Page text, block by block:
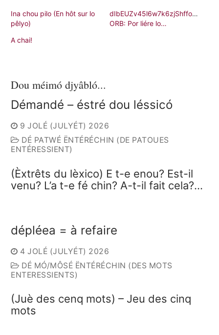
Ina chou pilo (En hôt sur lo
pêlyo)
dIbEUZv45l6w7k6zjShffoEDo1
ORB: Por liére lo…
A chai!
Dou méimó djyâbló...
Démandé – éstré dou léssicó
9 JOLÉ (JULYÉT) 2026
DÉ PATWÉ ËNTÉRÉCHIN (DE PATOUES
ENTÉRESSIENT)
(Èxtrêts du lèxico) E t-e enou? Est-il
venu? L’a t-e fé chin? A-t-il fait cela?…
dépléea = à refaire
4 JOLÉ (JULYÉT) 2026
DÉ MÓ/MÔSÉ ËNTÉRÉCHIN (DES MOTS
ENTERESSIENTS)
(Juè des cenq mots) – Jeu des cinq
mots